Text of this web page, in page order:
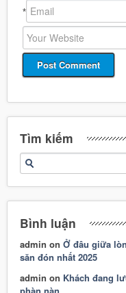
*
Tìm kiếm
Bình luận
admin onỞ đâu giữa
săn đón nhất 2025
admin on Khách đang